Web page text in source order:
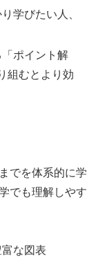
学びたい人、
ポイント解
組むとより効
でを体系的に学
でも理解しやす
な図表